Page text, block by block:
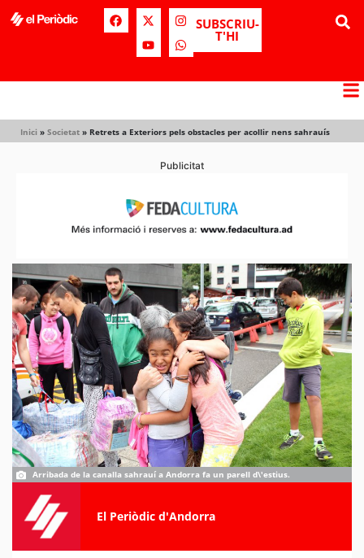
SUBSCRIU-
T'HI
Inici » Societat » Retrets a Exteriors pels obstacles per acollir nens sahrauís
Publicitat
Arribada de la canalla sahrauí a Andorra fa un parell d\'estius.
El Periòdic d'Andorra